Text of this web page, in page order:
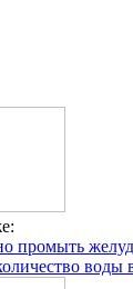
промыть
воды